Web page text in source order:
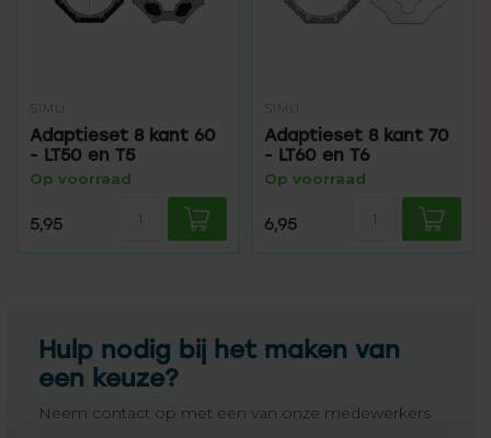
SIMU
Adaptieset 8 kant 60
- LT50 en T5
Op voorraad
5,95
SIMU
Adaptieset 8 kant 70
- LT60 en T6
Op voorraad
6,95
Hulp nodig bij het maken van
een keuze?
Neem contact op met een van onze medewerkers